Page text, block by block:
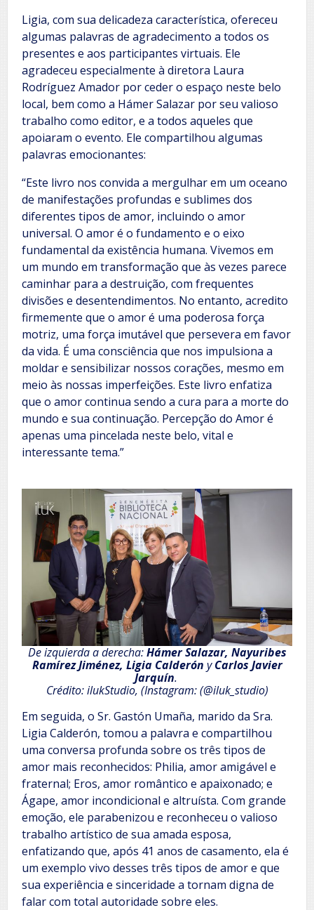
Ligia, com sua delicadeza característica, ofereceu
algumas palavras de agradecimento a todos os
presentes e aos participantes virtuais. Ele
agradeceu especialmente à diretora Laura
Rodríguez Amador por ceder o espaço neste belo
local, bem como a Hámer Salazar por seu valioso
trabalho como editor, e a todos aqueles que
apoiaram o evento. Ele compartilhou algumas
palavras emocionantes:
“Este livro nos convida a mergulhar em um oceano
de manifestações profundas e sublimes dos
diferentes tipos de amor, incluindo o amor
universal. O amor é o fundamento e o eixo
fundamental da existência humana. Vivemos em
um mundo em transformação que às vezes parece
caminhar para a destruição, com frequentes
divisões e desentendimentos. No entanto, acredito
firmemente que o amor é uma poderosa força
motriz, uma força imutável que persevera em favor
da vida. É uma consciência que nos impulsiona a
moldar e sensibilizar nossos corações, mesmo em
meio às nossas imperfeições. Este livro enfatiza
que o amor continua sendo a cura para a morte do
mundo e sua continuação. Percepção do Amor é
apenas uma pincelada neste belo, vital e
interessante tema.”
De izquierda a derecha:Hámer Salazar, Nayuribes
Ramírez Jiménez, Ligia Calderón yCarlos Javier
Jarquín.
Crédito: ilukStudio, (Instagram: (@iluk_studio)
Em seguida, o Sr. Gastón Umaña, marido da Sra.
Ligia Calderón, tomou a palavra e compartilhou
uma conversa profunda sobre os três tipos de
amor mais reconhecidos: Philia, amor amigável e
fraternal; Eros, amor romântico e apaixonado; e
Ágape, amor incondicional e altruísta. Com grande
emoção, ele parabenizou e reconheceu o valioso
trabalho artístico de sua amada esposa,
enfatizando que, após 41 anos de casamento, ela é
um exemplo vivo desses três tipos de amor e que
sua experiência e sinceridade a tornam digna de
falar com total autoridade sobre eles.